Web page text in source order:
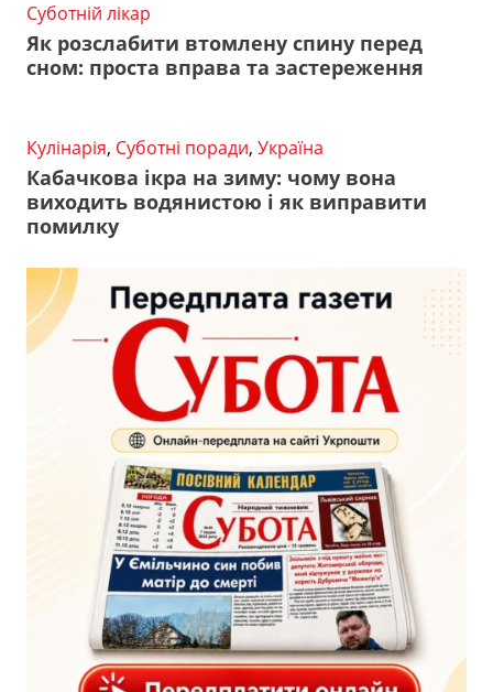
Суботній лікар
Як розслабити втомлену спину перед
сном: проста вправа та застереження
Кулінарія, Суботні поради, Україна
Кабачкова ікра на зиму: чому вона
виходить водянистою і як виправити
помилку